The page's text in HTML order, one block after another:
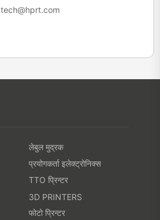
tech@hprt.com
लेबुल मुद्रक
प्रयोगकर्ता इलेक्ट्रोनिक्स
TTO प्रिन्टर
3D PRINTERS
फोटो प्रिन्टर